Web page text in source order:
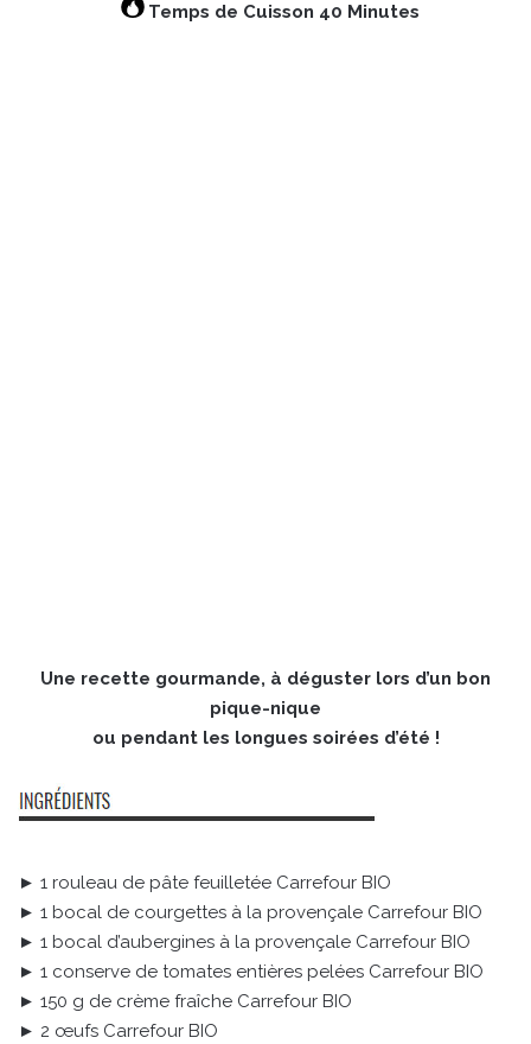
Temps de Cuisson 40 Minutes
Une recette gourmande, à déguster lors d’un bon
pique-nique
ou pendant les longues soirées d’été !
► 1 rouleau de pâte feuilletée Carrefour BIO
► 1 bocal de courgettes à la provençale Carrefour BIO
► 1 bocal d’aubergines à la provençale Carrefour BIO
► 1 conserve de tomates entières pelées Carrefour BIO
► 150 g de crème fraîche Carrefour BIO
► 2 œufs Carrefour BIO